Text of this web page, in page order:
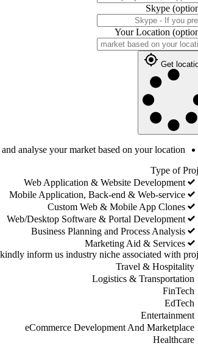
Skype
Your Location
Get
analyse your market based on your location
Type of
Web Application & Website Development
Mobile Application, Back-end & Web-service
Custom Web & Mobile App Clones
Web/Desktop Software & Portal Development
Business Planning and Process Analysis
Marketing Aid & Services
inform us industry niche associated with
Travel & Hospitality
Logistics & Transportation
FinTech
EdTech
Entertainment
eCommerce Development And Marketplace
Healthcare